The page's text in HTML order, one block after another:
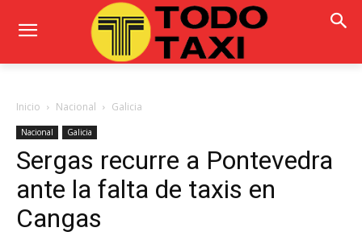
Inicio Nacional Galicia
Nacional Galicia
Sergas recurre a Pontevedra
ante la falta de taxis en
Cangas